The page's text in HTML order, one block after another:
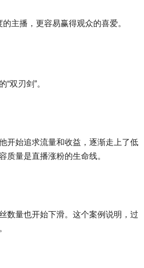
主播，更容易赢得观众的喜爱。
双刃剑”。
开始追求流量和收益，逐渐走上了低
质量是直播涨粉的生命线。
数量也开始下滑。这个案例说明，过